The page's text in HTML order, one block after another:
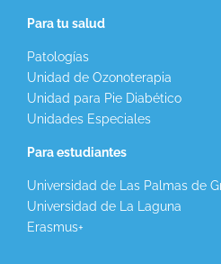
Para tu salud
Patologías
Unidad de Ozonoterapia
Unidad para Pie Diabético
Unidades Especiales
Para estudiantes
Universidad de Las Palmas de
Universidad de La Laguna
Erasmus+